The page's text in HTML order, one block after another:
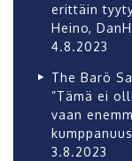
erittäin
Heino,
4.8.2023
The Barö
”Tämä ei
vaan
3.8.2023